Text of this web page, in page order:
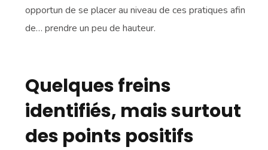
opportun de se placer au niveau de ces pratiques afin
de… prendre un peu de hauteur.
Quelques freins
identifiés, mais surtout
des points positifs